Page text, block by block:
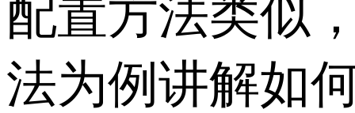
配置方法类似
法为例讲解如